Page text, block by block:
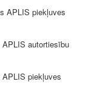
APLIS piekļuves
APLIS autortiesību
piekļuves